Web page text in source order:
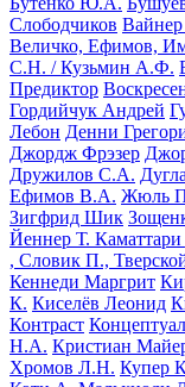
Слободчиков
Величко, Ефимов,
С.Н. / Кузьмин А.Ф.
Предиктор
Гордийчук Андрей
Лебон Денни
Джордж Фрэзер
Дружилов С.А.
Ефимов В.А. Жюль
Зигфрид Шик
Йеннер Т.
, Словик П.,
Кеннеди Маргрит
К. Киселёв Леонид
Контраст
Н.А. Кристиан
Хромов Л.Н. Купер